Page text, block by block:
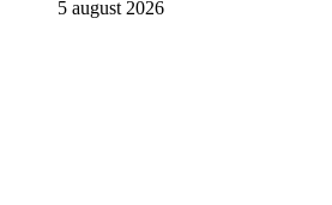
5 august 2026